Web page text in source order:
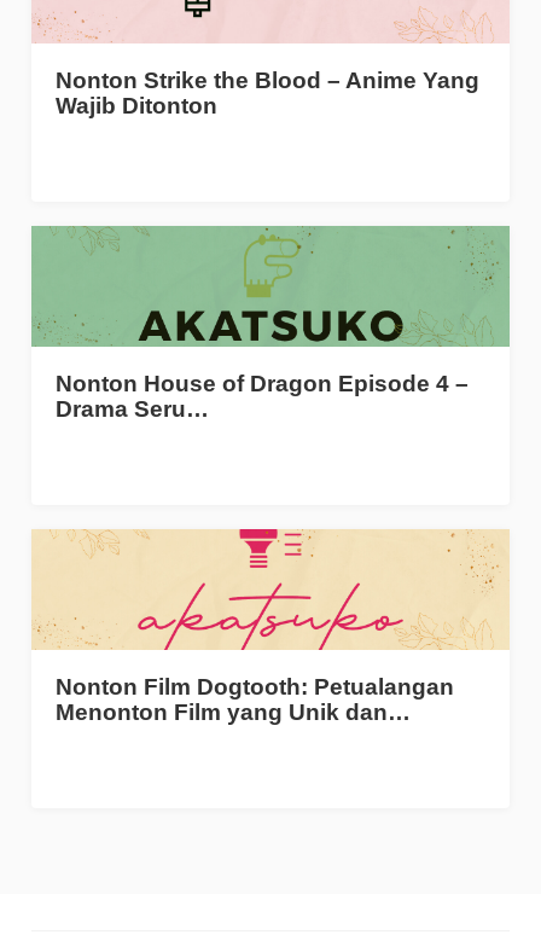
Nonton Strike the Blood – Anime Yang
Wajib Ditonton
Nonton House of Dragon Episode 4 –
Drama Seru…
Nonton Film Dogtooth: Petualangan
Menonton Film yang Unik dan…